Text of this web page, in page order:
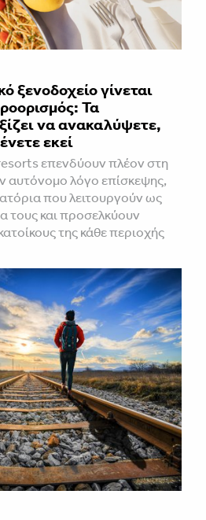
ξενοδοχείο γίνεται
Τα
να ανακαλύψετε,
εκεί
επενδύουν πλέον στη
αυτόνομο λόγο επίσκεψης,
που λειτουργούν ως
τους και προσελκύουν
της κάθε περιοχής